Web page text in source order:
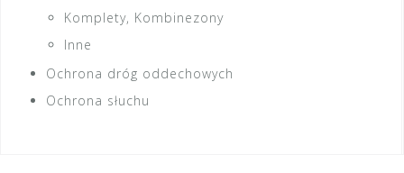
Komplety, Kombinezony
Inne
Ochrona dróg oddechowych
Ochrona słuchu